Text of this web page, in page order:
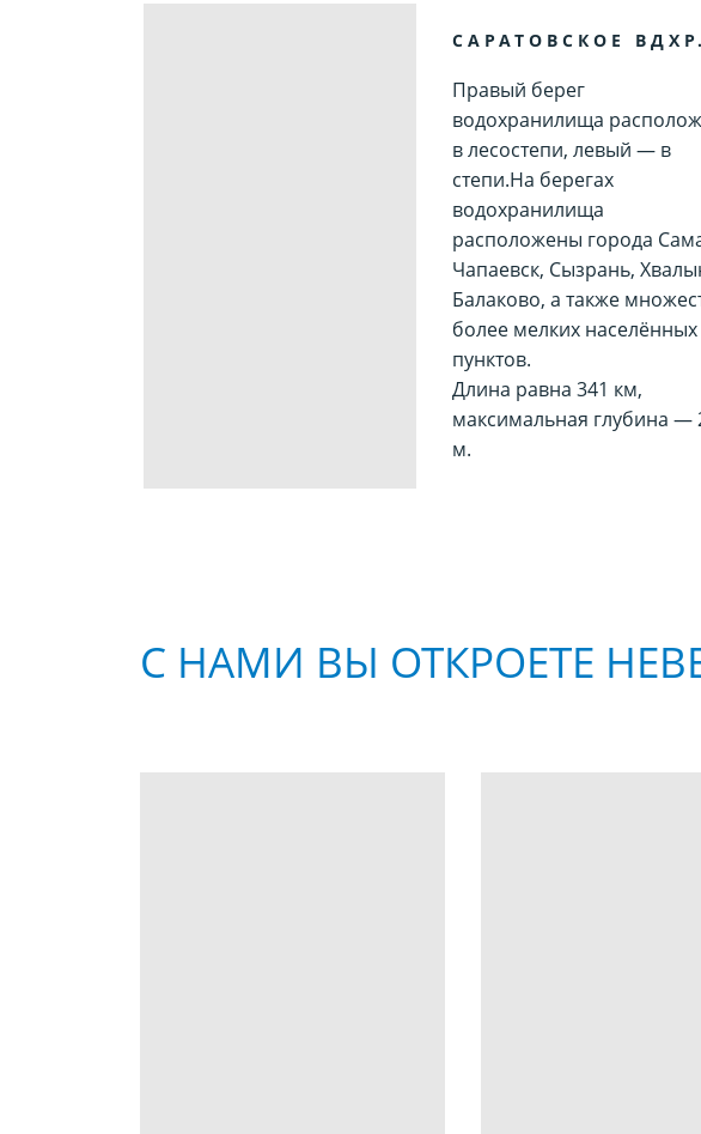
САРАТОВСКОЕ ВДХР.
Правый берег
водохранилища
в лесостепи, левый — в
степи.На берегах
водохранилища
расположены города
Чапаевск, Сызрань,
Балаково, а также
более мелких населённых
пунктов.
Длина равна 341 км,
максимальная глубина —
м.
С НАМИ ВЫ ОТКРОЕТЕ